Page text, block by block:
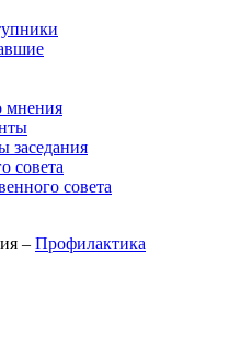
мнения
заседания
совета
совета
– Профилактика